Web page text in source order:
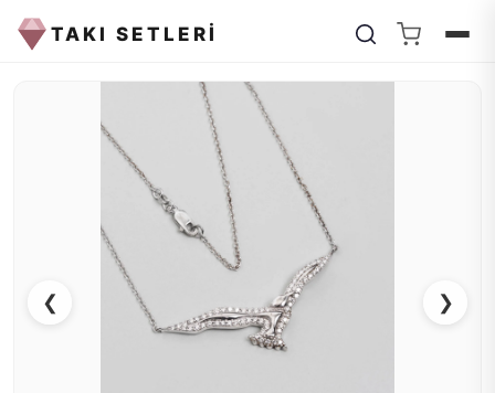
TAKI SETLERİ
❮ ❯